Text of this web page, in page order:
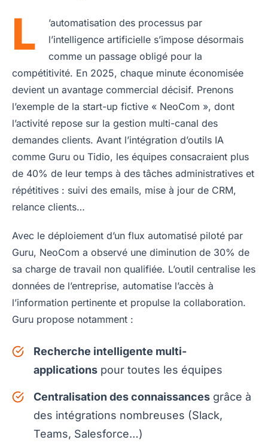
L
’automatisation des processus par
l’intelligence artificielle s’impose désormais
comme un passage obligé pour la
compétitivité. En 2025, chaque minute économisée
devient un avantage commercial décisif. Prenons
l’exemple de la start-up fictive « NeoCom », dont
l’activité repose sur la gestion multi-canal des
demandes clients. Avant l’intégration d’outils IA
comme Guru ou Tidio, les équipes consacraient plus
de 40% de leur temps à des tâches administratives et
répétitives : suivi des emails, mise à jour de CRM,
relance clients…
Avec le déploiement d’un flux automatisé piloté par
Guru, NeoCom a observé une diminution de 30% de
sa charge de travail non qualifiée. L’outil centralise les
données de l’entreprise, automatise l’accès à
l’information pertinente et propulse la collaboration.
Guru propose notamment :
Recherche intelligente multi-
applications pour toutes les équipes
Centralisation des connaissances grâce à
des intégrations nombreuses (Slack,
Teams, Salesforce…)